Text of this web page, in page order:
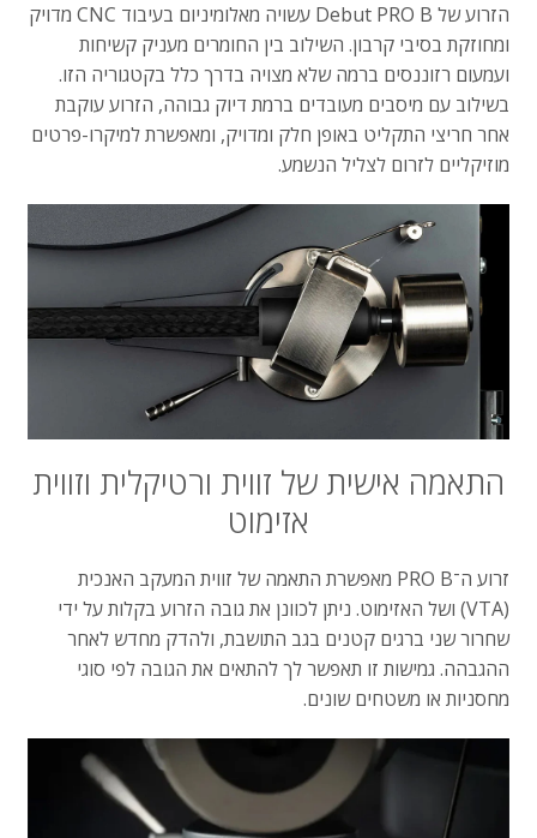
הזרועשל עשויה מאלומיניום בעיבוד
מדויק
ומחוזקת בסיבי קרבון. השילוב בין החומרים מעניק קשיחות
ועמעום רזוננסים ברמה שלא מצויה בדרך כלל בקטגוריה הזו.
בשילוב עם מיסבים מעובדים ברמת דיוק גבוהה, הזרועעוקבת
אחר חריצי התקליט באופן חלק ומדויק, ומאפשרתלמיקרו-פרטים
מוזיקליים לזרום לצליל הנשמע.
התאמה אישית של זווית ורטיקלית וזווית
אזימוט
זרוע ה־PRO B מאפשרת התאמה של זווית המעקב האנכית
(VTA)
ושל האזימוט. ניתן לכוונן את גובה הזרוע בקלותעל ידי
שחרורשני ברגים קטנים בגב התושבת, ולהדק מחדש לאחר
ההגבהה. גמישות זו תאפשרלךלהתאים את הגובה לפי סוגי
מחסניות או משטחים שונים.